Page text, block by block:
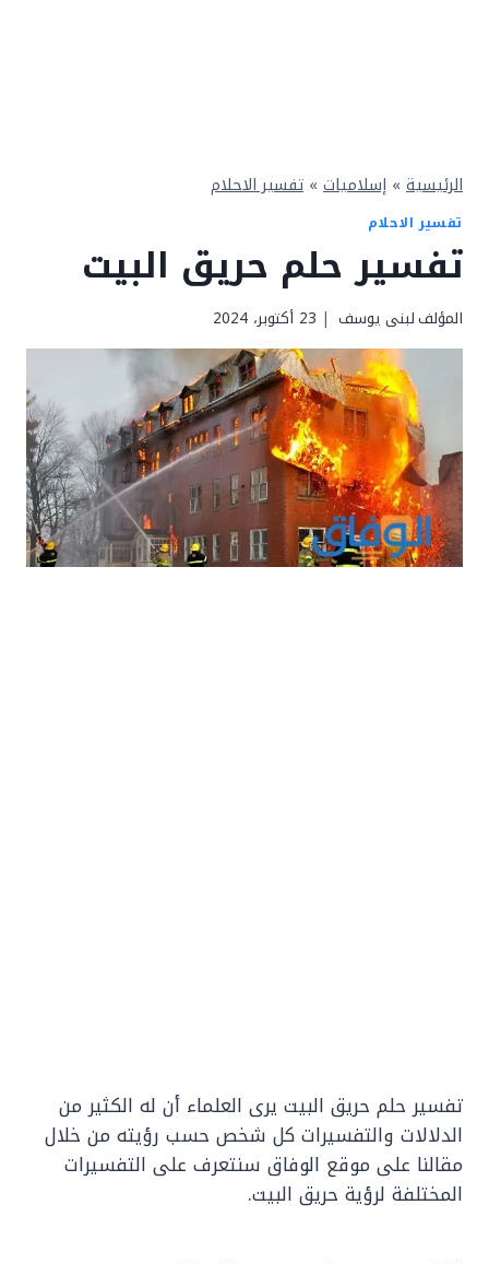
الرئيسية » إسلاميات » تفسير الاحلام
تفسير الاحلام
تفسير حلم حريق البيت
المؤلفلبنى يوسف 23 أكتوبر، 2024
تفسير حلم حريق البيت يرى العلماء أن له الكثير من
الدلالات والتفسيرات كل شخص حسب رؤيته من خلال
مقالنا على موقع الوفاق سنتعرف على التفسيرات
المختلفة لرؤية حريق البيت.